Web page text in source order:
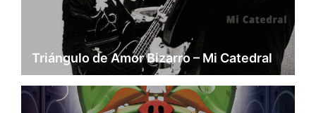
Triángulo de Amor Bizarro – Mi Catedral